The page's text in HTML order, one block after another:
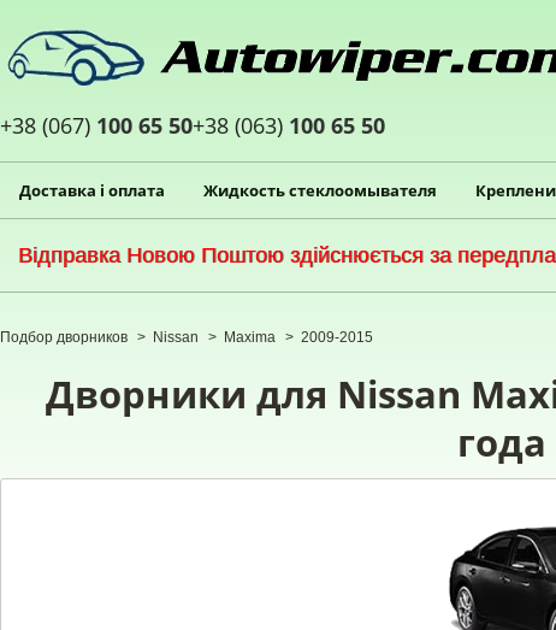
+38 (067) 100 65 50+38 (063) 100 65 50
Доставка і оплата Жидкость стеклоомывателя
Відправка Новою Поштою здійснюється за
Подбор дворников > Nissan > Maxima > 2009-2015
Дворники для Nissan